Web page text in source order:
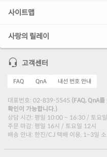
사이트맵
사랑의 릴레이
고객센터
FAQ QnA 내선 번호 안내
대표번호: 02-839-5545 (FAQ, QnA를
확인이 가능합니다.)
상담 시간: 평일 10:00 ~ 16:30 / 토요
주문 마감: 평일 16시 / 토요일 12시
배송 안내: 한진/CJ 택배 이용, 1~3일